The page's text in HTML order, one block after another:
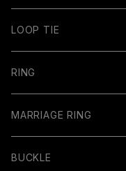
LOOP TIE
RING
MARRIAGE RING
BUCKLE